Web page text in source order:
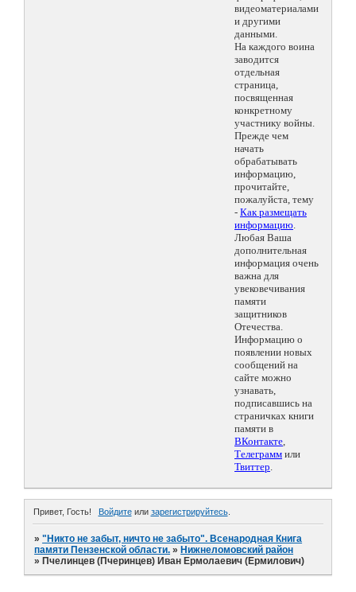
видеоматериалами
и другими
данными.
На каждого воина
заводится
отдельная
страница,
посвященная
конкретному
участнику войны.
Прежде чем
начать
обрабатывать
информацию,
прочитайте,
пожалуйста, тему
- Как размещать
информацию.
Любая Ваша
дополнительная
информация очень
важна для
увековечивания
памяти
защитников
Отечества.
Информацию о
появлении новых
сообщений на
сайте можно
узнавать,
подписавшись на
страничках книги
памяти в
ВКонтакте,
Телеграмм или
Твиттер.
Привет, Гость! Войдитеили зарегистрируйтесь.
»"Никто не забыт, ничто не забыто". Всенародная Книга
памяти Пензенской области. » Нижнеломовский район
» Пчелинцев (Пчеринцев) Иван Ермолаевич (Ермилович)